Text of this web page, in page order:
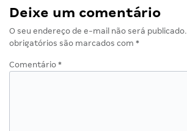
Deixe um comentário
O seu endereço de e-mail não será publicado.
obrigatórios são marcados com *
Comentário *